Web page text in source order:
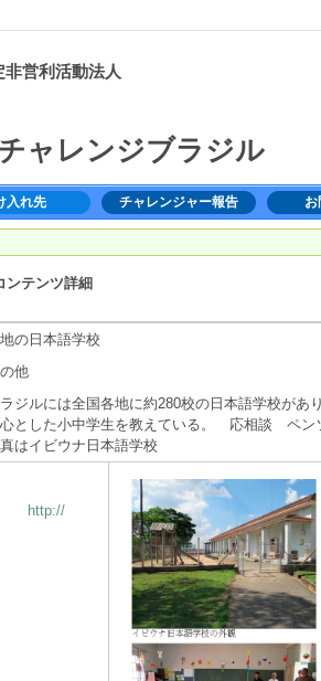
非営利活動法人
ャレンジブラジル
入れ先 チャレンジャー報告 お
ンテンツ詳細
の日本語学校
他
ジルには全国各地に約280校の日本語学校があ
とした小中学生を教えている。 応相談 ペン
はイビウナ日本語学校
http://